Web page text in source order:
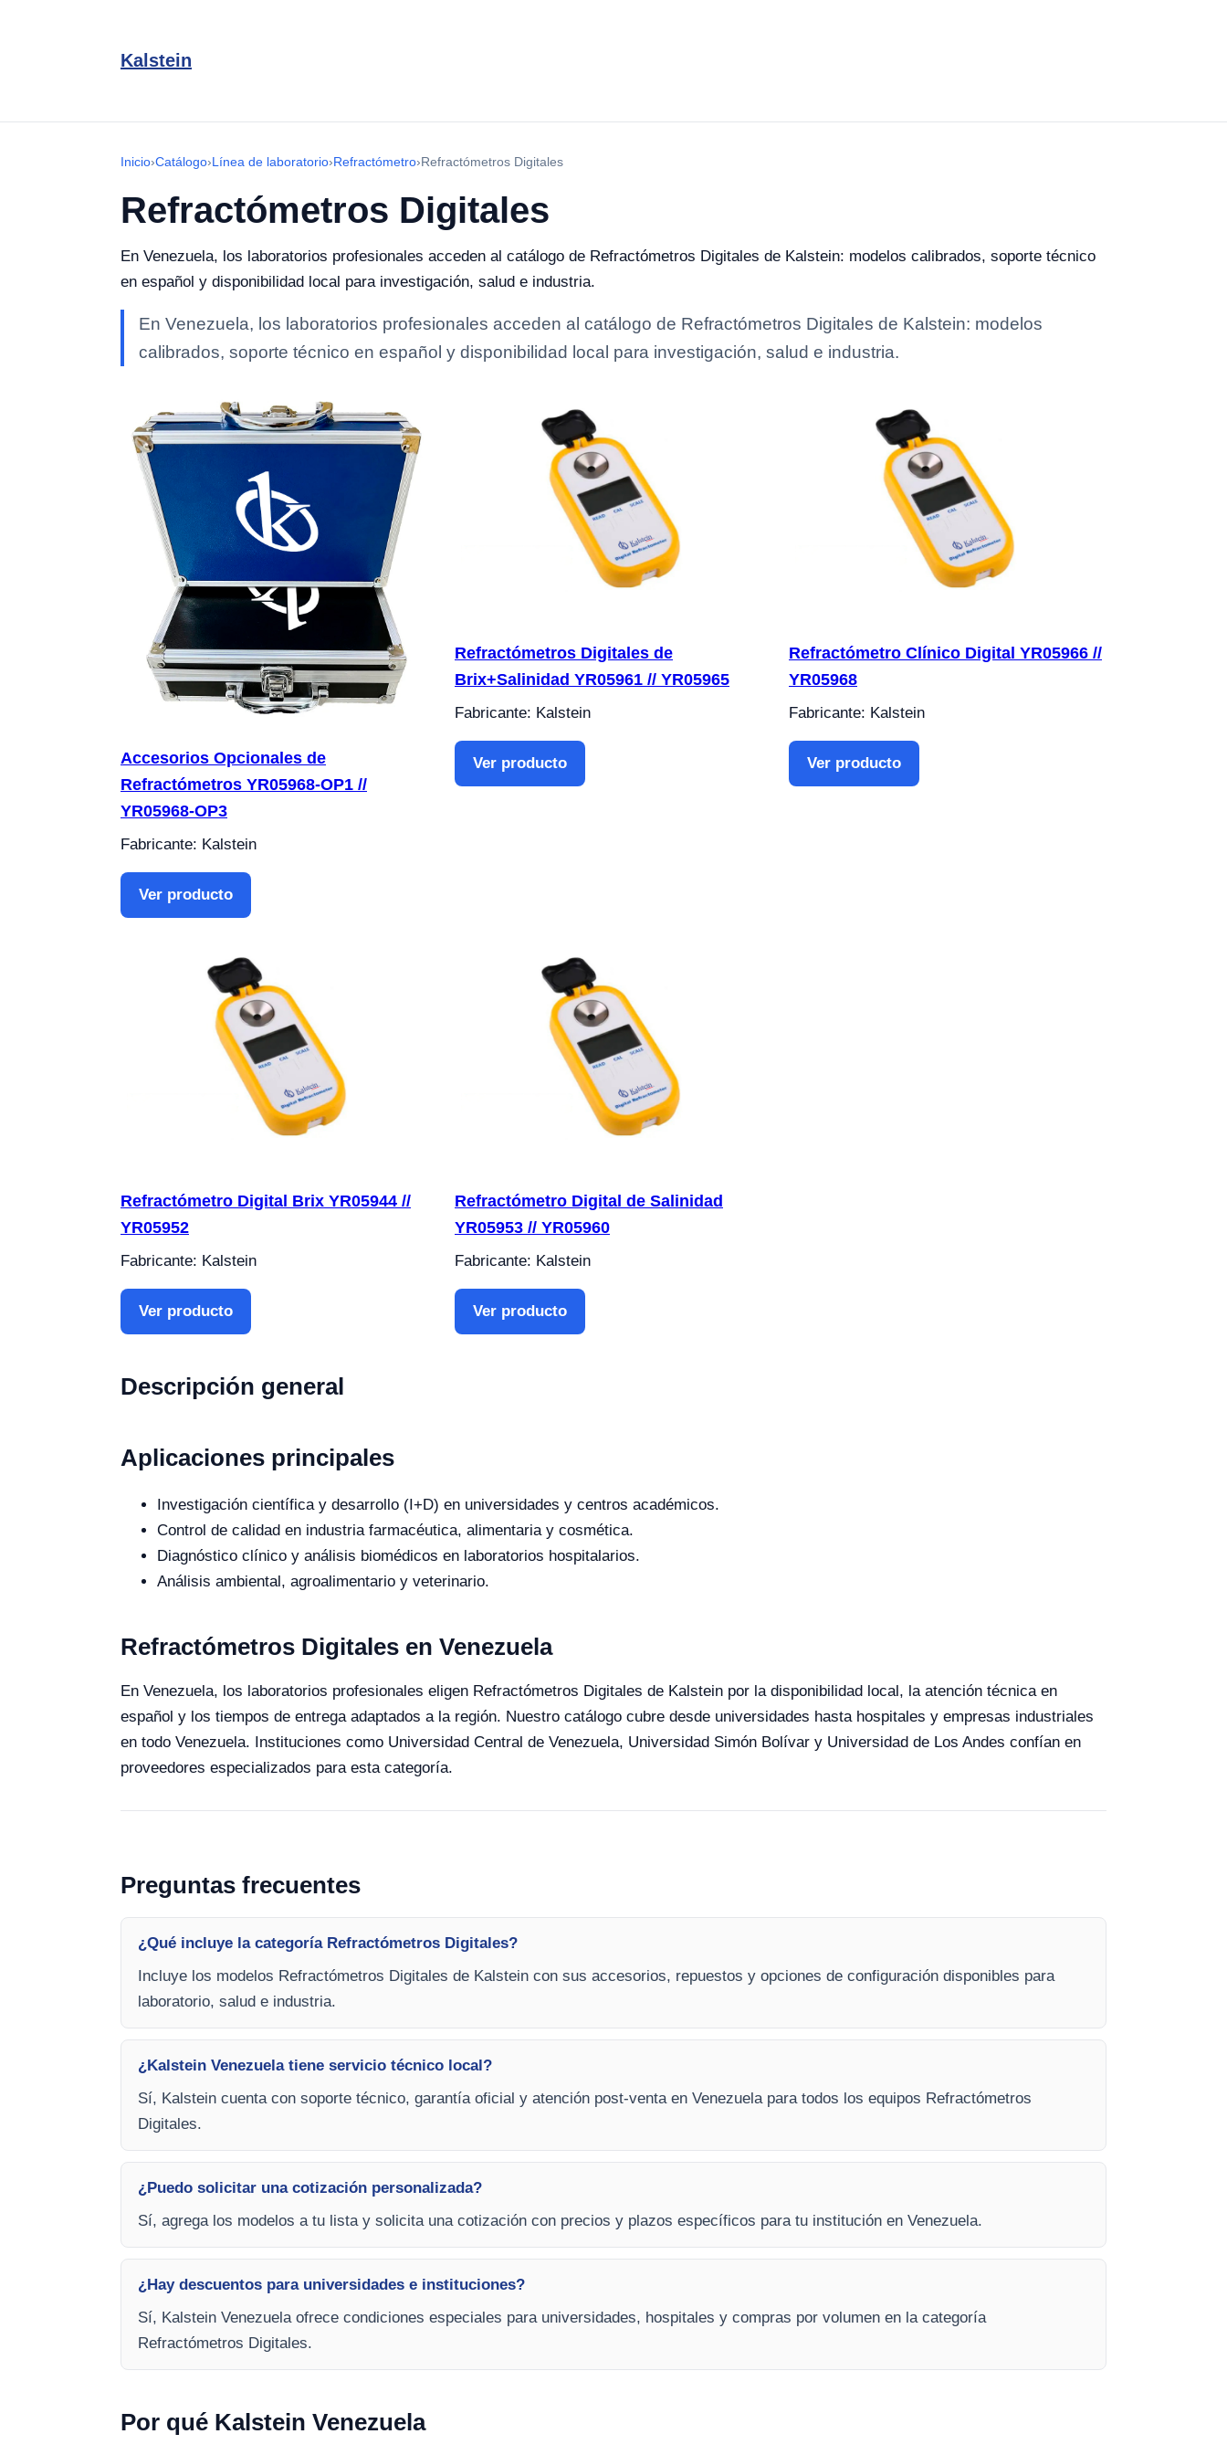
Kalstein
Inicio›Catálogo›Línea de laboratorio›Refractómetro›Refractómetros Digitales
Refractómetros Digitales
En Venezuela, los laboratorios profesionales acceden al catálogo de Refractómetros Digitales de Kalstein: modelos calibrados, soporte técnico
en español y disponibilidad local para investigación, salud e industria.
En Venezuela, los laboratorios profesionales acceden al catálogo de Refractómetros Digitales de Kalstein: modelos
calibrados, soporte técnico en español y disponibilidad local para investigación, salud e industria.
Accesorios Opcionales de
Refractómetros YR05968-OP1 //
YR05968-OP3
Fabricante: Kalstein
Ver producto
Refractómetros Digitales de
Brix+Salinidad YR05961 // YR05965
Fabricante: Kalstein
Ver producto
Refractómetro Clínico Digital YR05966 //
YR05968
Fabricante: Kalstein
Ver producto
Refractómetro Digital Brix YR05944 //
YR05952
Fabricante: Kalstein
Ver producto
Refractómetro Digital de Salinidad
YR05953 // YR05960
Fabricante: Kalstein
Ver producto
Descripción general
Aplicaciones principales
Investigación científica y desarrollo (I+D) en universidades y centros académicos.
Control de calidad en industria farmacéutica, alimentaria y cosmética.
Diagnóstico clínico y análisis biomédicos en laboratorios hospitalarios.
Análisis ambiental, agroalimentario y veterinario.
Refractómetros Digitales en Venezuela
En Venezuela, los laboratorios profesionales eligen Refractómetros Digitales de Kalstein por la disponibilidad local, la atención técnica en
español y los tiempos de entrega adaptados a la región. Nuestro catálogo cubre desde universidades hasta hospitales y empresas industriales
en todo Venezuela. Instituciones como Universidad Central de Venezuela, Universidad Simón Bolívar y Universidad de Los Andes confían en
proveedores especializados para esta categoría.
Preguntas frecuentes
¿Qué incluye la categoría Refractómetros Digitales?
Incluye los modelos Refractómetros Digitales de Kalstein con sus accesorios, repuestos y opciones de configuración disponibles para
laboratorio, salud e industria.
¿Kalstein Venezuela tiene servicio técnico local?
Sí, Kalstein cuenta con soporte técnico, garantía oficial y atención post-venta en Venezuela para todos los equipos Refractómetros
Digitales.
¿Puedo solicitar una cotización personalizada?
Sí, agrega los modelos a tu lista y solicita una cotización con precios y plazos específicos para tu institución en Venezuela.
¿Hay descuentos para universidades e instituciones?
Sí, Kalstein Venezuela ofrece condiciones especiales para universidades, hospitales y compras por volumen en la categoría
Refractómetros Digitales.
Por qué Kalstein Venezuela